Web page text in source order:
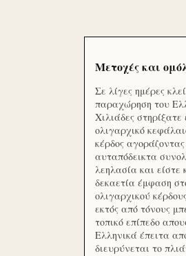
Μετοχές και
Σε λίγες ημέρες
παραχώρηση του
Χιλιάδες
ολιγαρχικό
κέρδος
αυταπόδεικτα
λεηλασία και είστε
δεκαετία έμφαση
ολιγαρχικού
εκτός από τόνους
τοπικό επίπεδο
Ελληνικά έπειτα
διευρύνεται το